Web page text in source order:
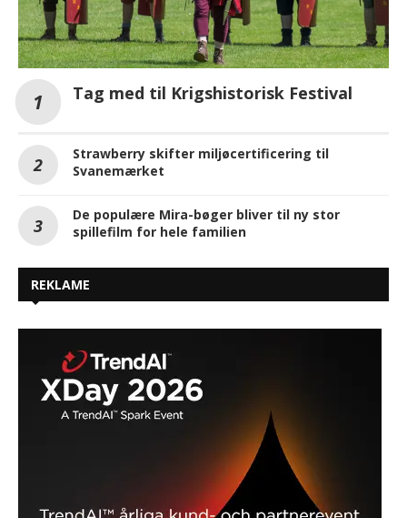
Tag med til Krigshistorisk Festival
Strawberry skifter miljøcertificering til
Svanemærket
De populære Mira-bøger bliver til ny stor
spillefilm for hele familien
REKLAME